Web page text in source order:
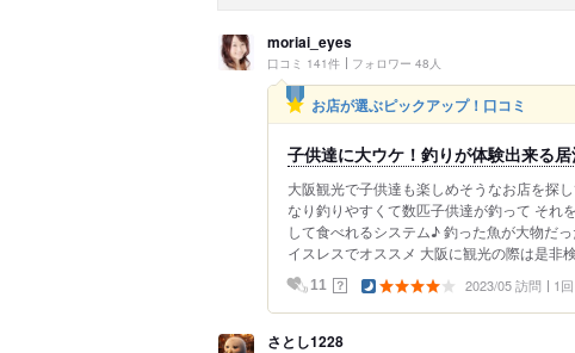
moriai_eyes
口コミ 141件 フォロワー 48人
お店が選ぶピックアップ！口コミ
子供達に大ウケ！釣りが体験出来る
大阪観光で子供達も楽しめそうなお店を探
なり釣りやすくて数匹子供達が釣って それ
して食べれるシステム♪ 釣った魚が大物だ
イスレスでオススメ 大阪に観光の際は是非
11 ？ 2023/05 訪問 1回
さとし1228